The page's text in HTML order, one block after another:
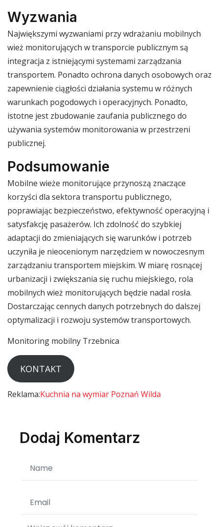
Wyzwania
Największymi wyzwaniami przy wdrażaniu mobilnych
wież monitorujących w transporcie publicznym są
integracja z istniejącymi systemami zarządzania
transportem. Ponadto ochrona danych osobowych oraz
zapewnienie ciągłości działania systemu w różnych
warunkach pogodowych i operacyjnych. Ponadto,
istotne jest zbudowanie zaufania publicznego do
używania systemów monitorowania w przestrzeni
publicznej.
Podsumowanie
Mobilne wieże monitorujące przynoszą znaczące
korzyści dla sektora transportu publicznego,
poprawiając bezpieczeństwo, efektywność operacyjną i
satysfakcję pasażerów. Ich zdolność do szybkiej
adaptacji do zmieniających się warunków i potrzeb
uczyniła je nieocenionym narzędziem w nowoczesnym
zarządzaniu transportem miejskim. W miarę rosnącej
urbanizacji i zwiększania się ruchu miejskiego, rola
mobilnych wież monitorujących będzie nadal rosła.
Dostarczając cennych danych potrzebnych do dalszej
optymalizacji i rozwoju systemów transportowych.
Monitoring mobilny Trzebnica
KONTAKT
Reklama:Kuchnia na wymiar Poznań Wilda
Dodaj Komentarz